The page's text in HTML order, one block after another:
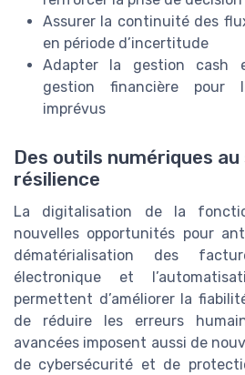
Assurer la continuité des
en période d’incertitude
Adapter la gestion cash
gestion financière pour
imprévus
Des outils numériques
résilience
La digitalisation de la
nouvelles opportunités pour
dématérialisation des
électronique et
permettent d’améliorer la
de réduire les erreurs
avancées imposent aussi de
de cybersécurité et de